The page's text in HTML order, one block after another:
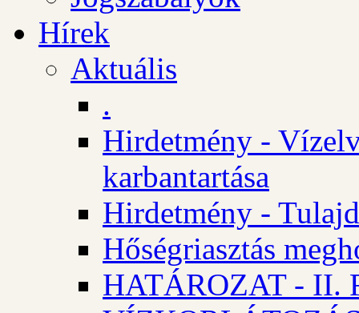
Hírek
Aktuális
.
Hirdetmény -
karbantartása
Hirdetmény -
Hőségriasztás
HATÁROZAT - II.